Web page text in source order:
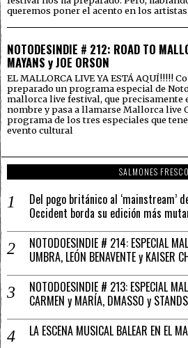
queremos poner el acento en los artistas
NOTODESINDIE # 212: ROAD TO
MAYANS y JOE ORSON
EL MALLORCA LIVE YA ESTÁ AQUÍ!!!!!
preparado un programa especial de
mallorca live festival, que precisamente
nombre y pasa a llamarse Mallorca live
programa de los tres especiales que
evento cultural
SALMONES
Del pogo británico al ‘mainstream’
Occident borda su edición más
NOTODOESINDIE # 214: ESPECIAL
UMBRA, LEÓN BENAVENTE y KAISER
NOTODOESINDIE # 213: ESPECIAL
CARMEN y MARÍA, DMASSO y
LA ESCENA MUSICAL BALEAR EN EL